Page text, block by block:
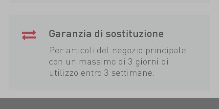
Garanzia di sostituzione
Per articoli del negozio principale
con un massimo di 3 giorni di
utilizzo entro 3 settimane.